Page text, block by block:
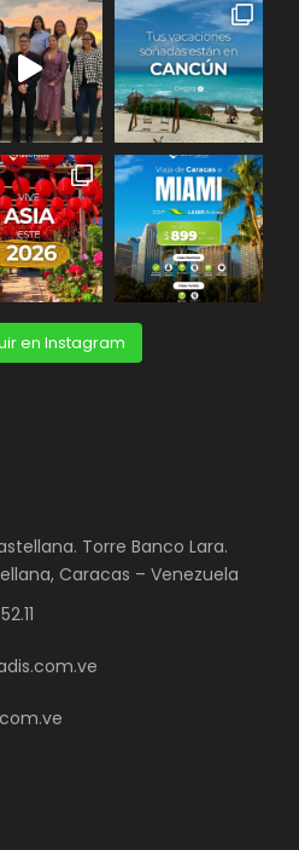
en Instagram
Torre Banco Lara.
Caracas – Venezuela